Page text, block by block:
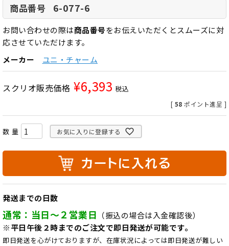
商品番号 6-077-6
お問い合わせの際は商品番号をお伝えいただくとスムーズに対
応させていただけます。
メーカー
ユニ・チャーム
スクリオ販売価格 ¥6,393 税込
[ 58 ポイント進呈 ]
お気に入りに登録する
発送までの日数
通常：当日～２営業日 （振込の場合は入金確認後）
※平日午後２時までのご注文で即日発送が可能です。
即日発送を心がけておりますが、在庫状況によっては即日発送が難しい